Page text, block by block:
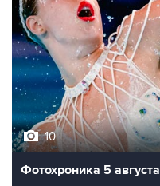
10
Фотохроника 5 августа